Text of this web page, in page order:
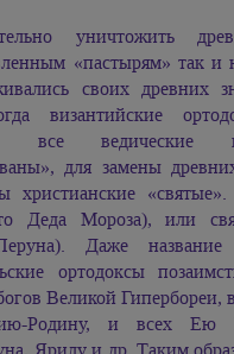
уничтожить
«пастырям» так и
своих древних
византийские
все ведические
для замены
христианские
Деда Мороза), или
Даже
ортодоксы
Великой Гипербореи,
Родину, и всех Ею